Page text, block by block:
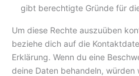
gibt berechtigte Gründe für
Um diese Rechte auszuüben
beziehe dich auf die
Erklärung. Wenn du eine
deine Daten behandeln, würden